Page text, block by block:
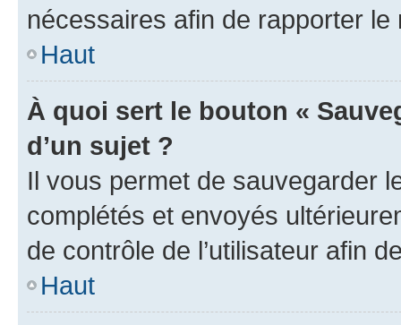
nécessaires afin de rapporter le
Haut
À quoi sert le bouton «
d’un sujet ?
Il vous permet de sauvegarder
complétés et envoyés
de contrôle de l’utilisateur afin
Haut